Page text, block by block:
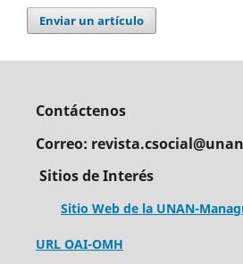
Enviar un artículo
Contáctenos
Correo:
Sitios de Interés
Sitio Web de la UNAN-
URL OAI-OMH